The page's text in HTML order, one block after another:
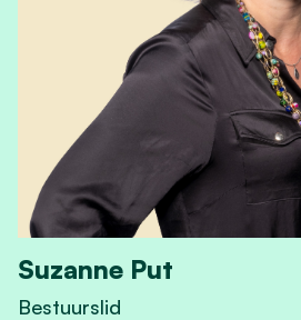
Suzanne Put
Bestuurslid